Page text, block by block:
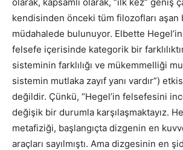
kendisinden önceki tüm filozofları
müdahalede bulunuyor. Elbette Hegel’in
felsefe içerisinde kategorik bir
sisteminin farklılığı ve mükemmelliği
sistemin mutlaka zayıf yanı vardır”)
değildir. Çünkü, “Hegel’in felsefesini
değişik bir durumla karşılaşmaktayız.
metafiziği, başlangıçta dizgenin en
araçları sayılmıştı. Ama dizgesinin en